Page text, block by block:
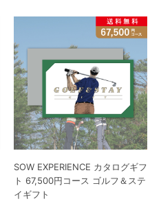
SOW EXPERIENCE カタログギフ
ト 67,500円コース ゴルフ＆ステ
イギフト